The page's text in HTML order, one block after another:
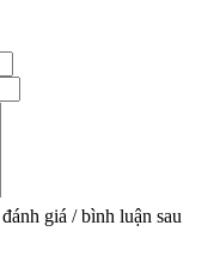
giá / bình luận sau